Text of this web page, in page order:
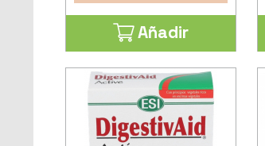
Añadir